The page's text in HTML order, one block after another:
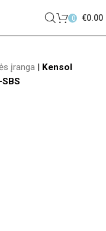
0 €0.00
įranga | Kensol